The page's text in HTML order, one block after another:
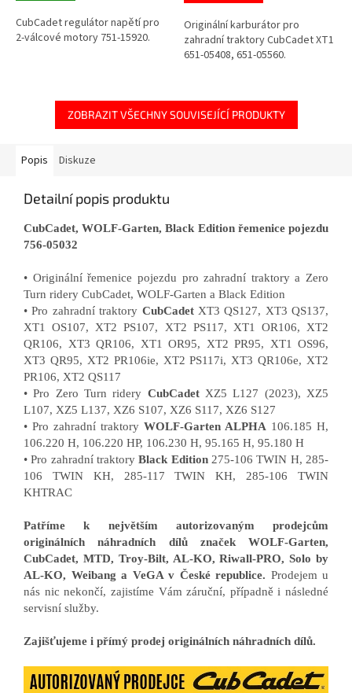
CubCadet regulátor napětí pro
2-válcové motory 751-15920.
Originální karburátor pro
zahradní traktory CubCadet XT1
651-05408, 651-05560.
ZOBRAZIT VŠECHNY SOUVISEJÍCÍ PRODUKTY
Popis Diskuze
Detailní popis produktu
CubCadet, WOLF-Garten, Black Edition řemenice pojezdu
756-05032
• Originální řemenice pojezdu pro zahradní traktory a Zero
Turn ridery CubCadet, WOLF-Garten a Black Edition
• Pro zahradní traktory CubCadetXT3 QS127, XT3 QS137,
XT1 OS107, XT2 PS107, XT2 PS117, XT1 OR106, XT2
QR106, XT3 QR106, XT1 OR95, XT2 PR95, XT1 OS96,
XT3 QR95, XT2 PR106ie, XT2 PS117i, XT3 QR106e, XT2
PR106, XT2 QS117
• Pro Zero Turn ridery CubCadetXZ5 L127 (2023), XZ5
L107, XZ5 L137, XZ6 S107, XZ6 S117, XZ6 S127
• Pro zahradní traktory WOLF-Garten ALPHA 106.185 H,
106.220 H, 106.220 HP, 106.230 H, 95.165 H, 95.180 H
• Pro zahradní traktoryBlack Edition275-106 TWIN H, 285-
106 TWIN KH, 285-117 TWIN KH, 285-106 TWIN
KHTRAC
Patříme k největším autorizovaným prodejcům
originálních náhradních dílů značek WOLF-Garten,
CubCadet, MTD, Troy-Bilt, AL-KO, Riwall-PRO, Solo by
AL-KO, Weibang a VeGA v České republice. Prodejem u
nás nic nekončí, zajistíme Vám záruční, případně i následné
servisní služby.
Zajišťujeme i přímý prodej originálních náhradních dílů.